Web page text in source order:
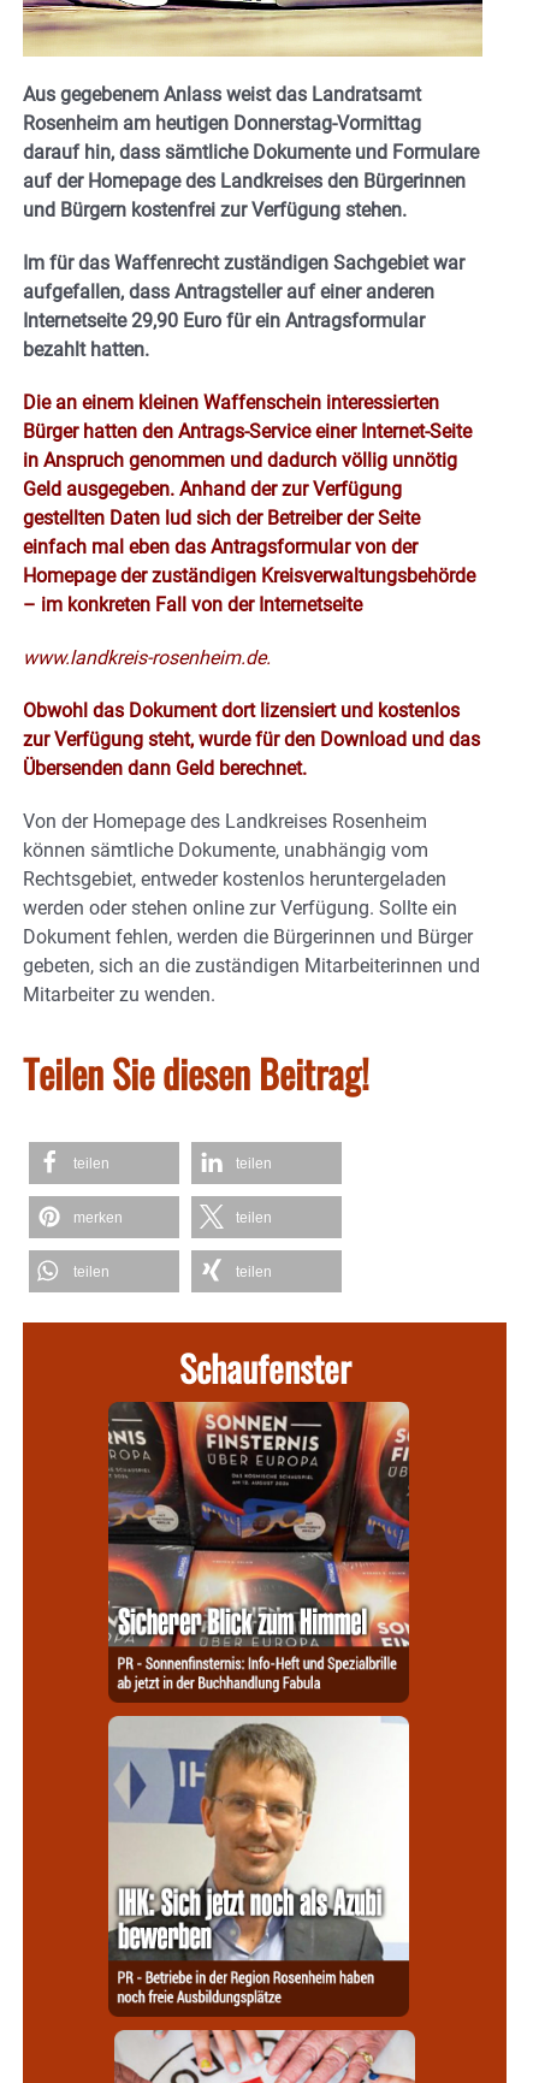
Aus gegebenem Anlass weist das Landratsamt
Rosenheim am heutigen Donnerstag-Vormittag
darauf hin, dass sämtliche Dokumente und Formulare
auf der Homepage des Landkreises den Bürgerinnen
und Bürgern kostenfrei zur Verfügung stehen.
Im für das Waffenrecht zuständigen Sachgebiet war
aufgefallen, dass Antragsteller auf einer anderen
Internetseite 29,90 Euro für ein Antragsformular
bezahlt hatten.
Die an einem kleinen Waffenschein interessierten
Bürger hatten den Antrags-Service einer Internet-Seite
in Anspruch genommen und dadurch völlig unnötig
Geld ausgegeben. Anhand der zur Verfügung
gestellten Daten lud sich der Betreiber der Seite
einfach mal eben das Antragsformular von der
Homepage der zuständigen Kreisverwaltungsbehörde
– im konkreten Fall von der Internetseite
www.landkreis-rosenheim.de.
Obwohl das Dokument dort lizensiert und kostenlos
zur Verfügung steht, wurde für den Download und das
Übersenden dann Geld berechnet.
Von der Homepage des Landkreises Rosenheim
können sämtliche Dokumente, unabhängig vom
Rechtsgebiet, entweder kostenlos heruntergeladen
werden oder stehen online zur Verfügung. Sollte ein
Dokument fehlen, werden die Bürgerinnen und Bürger
gebeten, sich an die zuständigen Mitarbeiterinnen und
Mitarbeiter zu wenden.
Teilen Sie diesen Beitrag!
teilen teilen
merken teilen
teilen teilen
Schaufenster